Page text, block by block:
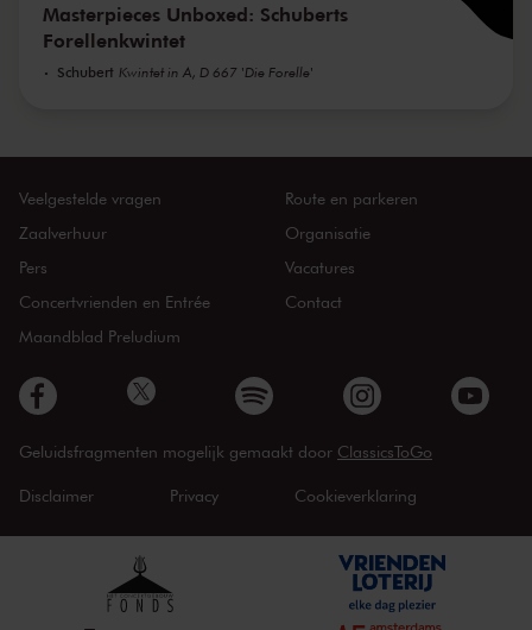
Masterpieces Unboxed: Schuberts
Forellenkwintet
Schubert Kwintet in A, D 667 'Die Forelle'
Veelgestelde vragen
Zaalverhuur
Pers
Concertvrienden en Entrée
Maandblad Preludium
Route en parkeren
Organisatie
Vacatures
Contact
Geluidsfragmenten mogelijk gemaakt door ClassicsToGo
Disclaimer Privacy Cookieverklaring